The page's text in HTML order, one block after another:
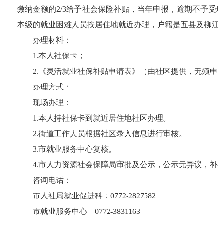
缴纳金额的2/3给予社会保险补贴，当年申报，逾期不予
本级的就业困难人员按居住地就近办理，户籍是五县及柳
办理材料：
1.本人社保卡；
2. 《灵活就业社保补贴申请表》（由社区提供，无须
办理方式：
现场办理：
1.本人持社保卡到就近居住地社区办理。
2.街道工作人员根据社区录入信息进行审核。
3.市就业服务中心复核。
4.市人力资源社会保障局审批及公示，公示无异议，
咨询电话：
市人社局就业促进科： 0772-2827582
市就业服务中心： 0772-3831163